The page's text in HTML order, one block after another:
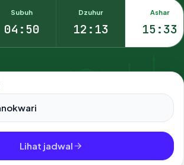
Subuh
04:50
Dzuhur
12:13
Ashar
15:33
500+ kota dan kabupaten di Indonesia.
Lihat jadwal